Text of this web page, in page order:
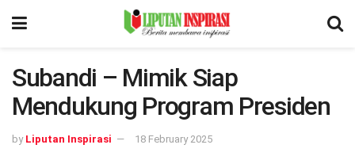
Subandi – Mimik Siap
Mendukung Program Presiden
by Liputan Inspirasi 18 February 2025